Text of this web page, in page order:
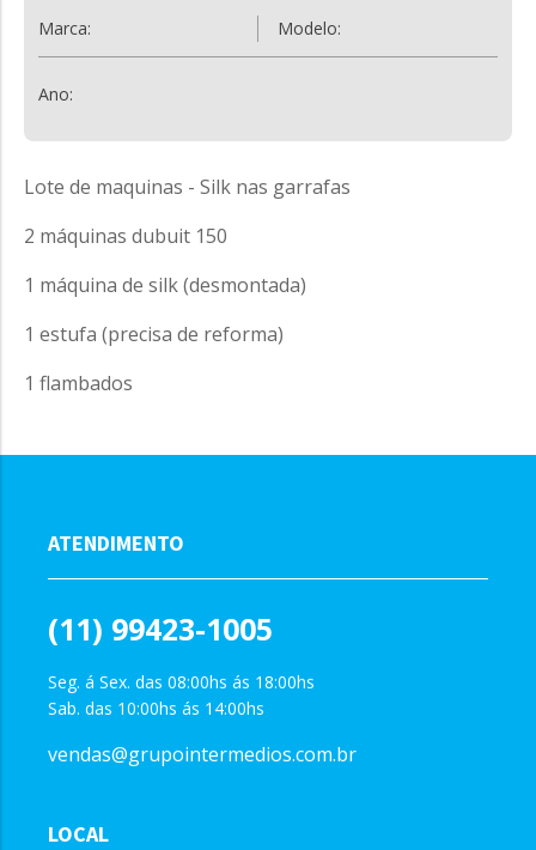
Marca: Modelo:
Ano:
Lote de maquinas - Silk nas garrafas
2 máquinas dubuit 150
1 máquina de silk (desmontada)
1 estufa (precisa de reforma)
1 flambados
ATENDIMENTO
(11) 99423-1005
Seg. á Sex. das 08:00hs ás 18:00hs
Sab. das 10:00hs ás 14:00hs
vendas@grupointermedios.com.br
LOCAL